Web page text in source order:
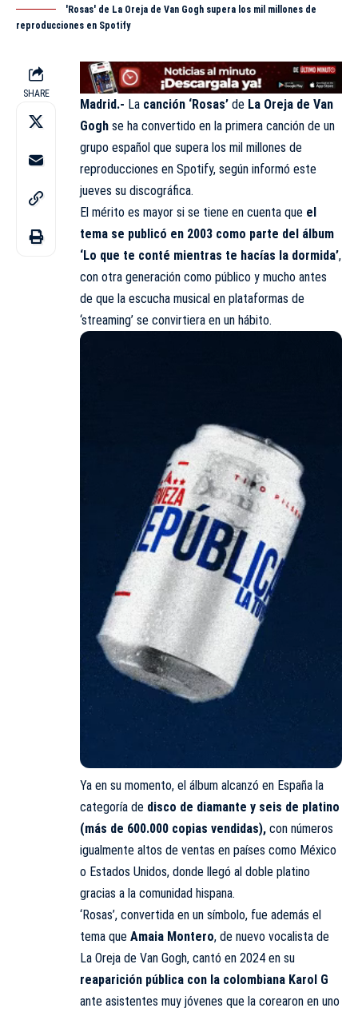
'Rosas' de La Oreja de Van Gogh supera los mil millones de
reproducciones en Spotify
SHARE
Madrid.- La canción ‘Rosas’ de La Oreja de Van
Gogh se ha convertido en la primera canción de un
grupo español que supera los mil millones de
reproducciones en Spotify, según informó este
jueves su discográfica.
El mérito es mayor si se tiene en cuenta que el
tema se publicó en 2003 como parte del álbum
‘Lo que te conté mientras te hacías la dormida’,
con otra generación como público y mucho antes
de que la escucha musical en plataformas de
‘streaming’ se convirtiera en un hábito.
Ya en su momento, el álbum alcanzó en España la
categoría de disco de diamante y seis de platino
(más de 600.000 copias vendidas), con números
igualmente altos de ventas en países como México
o Estados Unidos, donde llegó al doble platino
gracias a la comunidad hispana.
‘Rosas’, convertida en un símbolo, fue además el
tema que Amaia Montero, de nuevo vocalista de
La Oreja de Van Gogh, cantó en 2024 en su
reaparición pública con la colombiana Karol G
ante asistentes muy jóvenes que la corearon en uno